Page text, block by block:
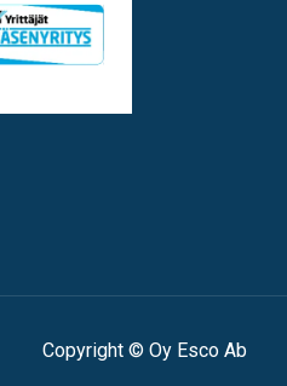
Copyright © Oy Esco Ab